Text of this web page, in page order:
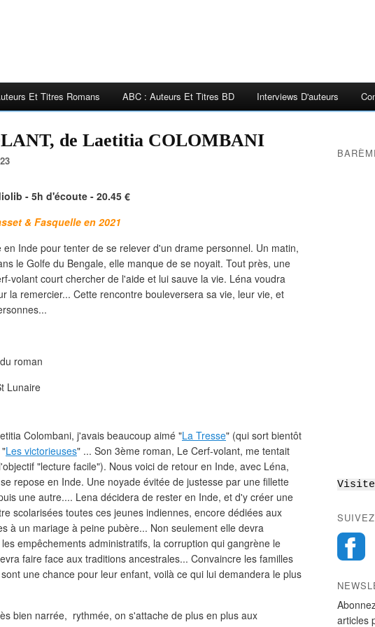
Et Titres Romans ABC : Auteurs Et Titres BD Interviews D'auteurs
de Laetitia COLOMBANI
- 5h d'écoute - 20.45 €
& Fasquelle en 2021
Inde pour tenter de se relever d'un drame personnel. Un matin,
le Golfe du Bengale, elle manque de se noyait. Tout près, une
volant court chercher de l'aide et lui sauve la vie. Léna voudra
la remercier... Cette rencontre bouleversera sa vie, leur vie, et
roman
Lunaire
Colombani, j'avais beaucoup aimé "La Tresse" (qui sort bientôt
Les victorieuses" ... Son 3ème roman, Le Cerf-volant, me tentait
"lecture facile"). Nous voici de retour en Inde, avec Léna,
repose en Inde. Une noyade évitée de justesse par une fillette
une autre.... Lena décidera de rester en Inde, et d'y créer une
scolarisées toutes ces jeunes indiennes, encore dédiées aux
à un mariage à peine pubère... Non seulement elle devra
empêchements administratifs, la corruption qui gangrène le
faire face aux traditions ancestrales... Convaincre les familles
une chance pour leur enfant, voilà ce qui lui demandera le plus
bien narrée, rythmée, on s'attache de plus en plus aux
articles